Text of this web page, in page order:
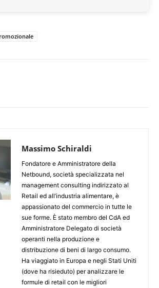
Massimo Schiraldi
Fondatore e Amministratore della
Netbound, società specializzata nel
management consulting indirizzato al
Retail ed all’industria alimentare, è
appassionato del commercio in tutte le
sue forme. È stato membro del CdA ed
Amministratore Delegato di società
operanti nella produzione e
distribuzione di beni di largo consumo.
Ha viaggiato in Europa e negli Stati Uniti
(dove ha risieduto) per analizzare le
formule di retail con le migliori